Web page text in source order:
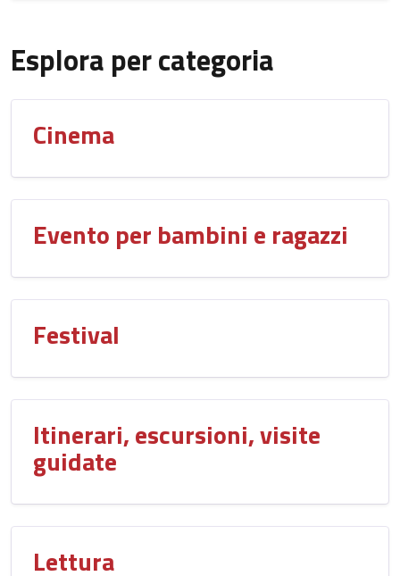
Esplora per categoria
Cinema
Evento per bambini e ragazzi
Festival
Itinerari, escursioni, visite
guidate
Lettura